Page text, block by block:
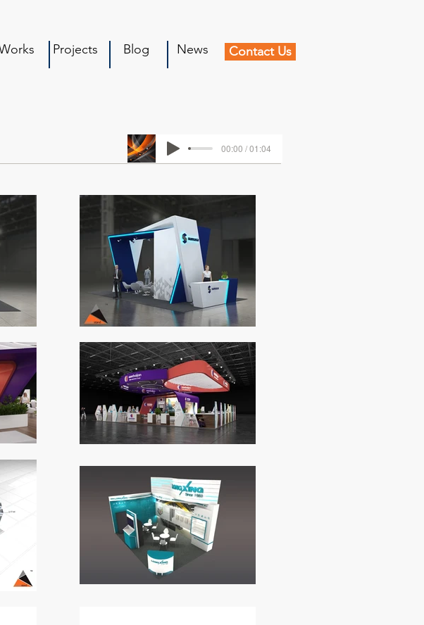
Projects Blog News Contact Us
00:00 / 01:04